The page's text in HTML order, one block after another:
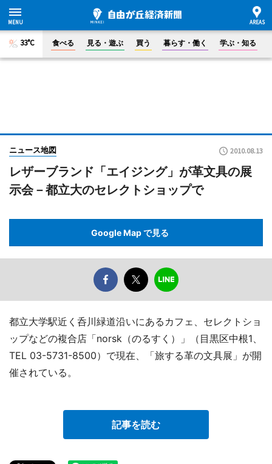
33°C 食べる 見る・遊ぶ 買う 暮らす・働く 学ぶ・知る
ニュース地図 2010.08.13
レザーブランド「エイジング」が革文具の展
示会－都立大のセレクトショップで
Google Map で見る
都立大学駅近く呑川緑道沿いにあるカフェ、セレクトショ
ップなどの複合店「norsk（のるすく）」（目黒区中根1、
TEL 03-5731-8500）で現在、「旅する革の文具展」が開
催されている。
記事を読む